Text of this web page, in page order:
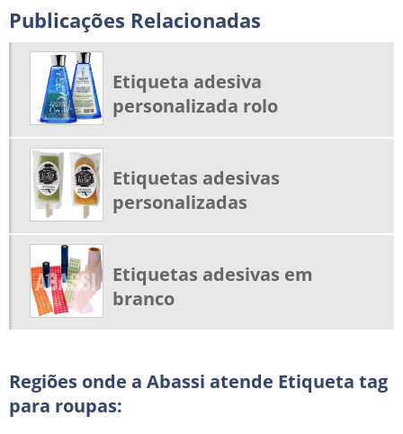
RÓTULO ADESIVO BOPP
RÓTULOS BARATOS
RÓTULOS PARA ALIMENTOS CONGELADOS
RÓTULOS PARA FRIGORÍFICOS
RÓTULOS PARA HORTIFRUTI
SERVIÇOS DE IMPRESSÃO DE CÓDIGO DE BARRAS
FITA RIBBON PREÇO
ETIQUETAS TAG PARA ROUPAS PERSONALIZADAS
ETIQUETA TAG PARA CONFECÇÃO
IMPRESSORA DE CÓDIGO DE BARRAS PREÇO
IMPRESSORA DE CÓDIGO DE BARRAS TÉRMICA
Publicações Relacionadas
Etiqueta adesiva
personalizada rolo
Etiquetas adesivas
personalizadas
Etiquetas adesivas em
branco
Regiões onde a Abassi atende Etiqueta tag
para roupas: